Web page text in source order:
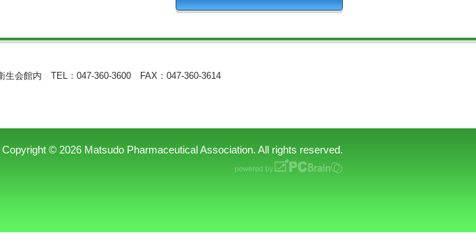
生会館内 TEL：047-360-3600 FAX：047-360-3614
Copyright © 2026 Matsudo Pharmaceutical Association. All rights reserved.